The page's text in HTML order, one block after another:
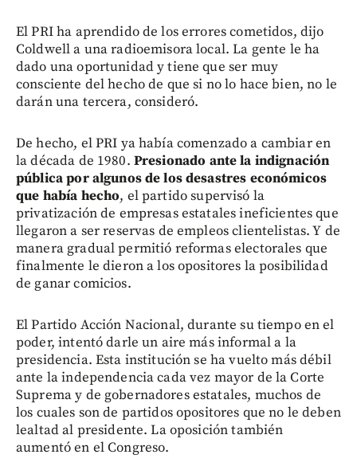
El PRI ha aprendido de los errores cometidos, dijo
Coldwell a una radioemisora local. La gente le ha
dado una oportunidad y tiene que ser muy
consciente del hecho de que si no lo hace bien, no le
darán una tercera, consideró.
De hecho, el PRI ya había comenzado a cambiar en
la década de 1980. Presionado ante la indignación
pública por algunos de los desastres económicos
que había hecho, el partido supervisó la
privatización de empresas estatales ineficientes que
llegaron a ser reservas de empleos clientelistas. Y de
manera gradual permitió reformas electorales que
finalmente le dieron a los opositores la posibilidad
de ganar comicios.
El Partido Acción Nacional, durante su tiempo en el
poder, intentó darle un aire más informal a la
presidencia. Esta institución se ha vuelto más débil
ante la independencia cada vez mayor de la Corte
Suprema y de gobernadores estatales, muchos de
los cuales son de partidos opositores que no le deben
lealtad al presidente. La oposición también
aumentó en el Congreso.